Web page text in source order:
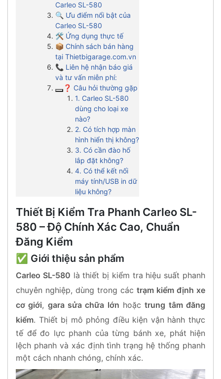
Carleo SL-580
🔍 Ưu điểm nổi bật của
Carleo SL-580
🛠️ Ứng dụng thực tế
📦 Chính sách bán hàng
tại Thietbigarage.com.vn
📞 Liên hệ nhận báo giá
và tư vấn miễn phí:
❓ Câu hỏi thường gặp
1. Carleo SL-580
dùng cho loại xe
nào?
2. Có tích hợp màn
hình hiển thị không?
3. Có cần đào hố
lắp đặt không?
4. Có thể kết nối
máy tính/USB in dữ
liệu không?
Thiết Bị Kiểm Tra Phanh Carleo SL-
580 – Độ Chính Xác Cao, Chuẩn
Đăng Kiểm
✅ Giới thiệu sản phẩm
Carleo SL-580 là thiết bị kiểm tra hiệu suất phanh
chuyên nghiệp, dùng trong các trạm kiểm định xe
cơ giới, gara sửa chữa lớn hoặctrung tâm đăng
kiểm. Thiết bị mô phỏng điều kiện vận hành thực
tế để đo lực phanh của từng bánh xe, phát hiện
lệch phanh và xác định tình trạng hệ thống phanh
một cách nhanh chóng, chính xác.